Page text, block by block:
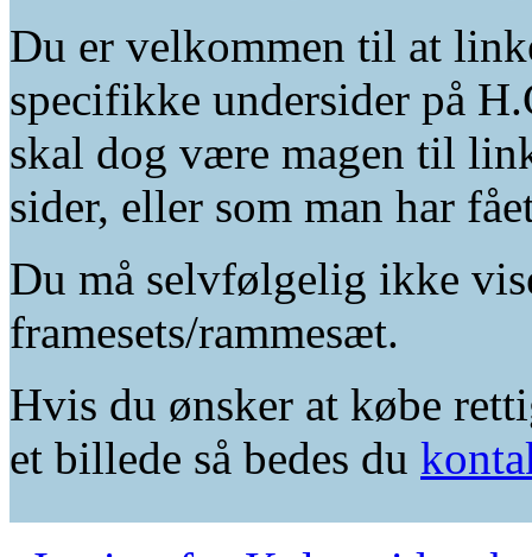
Du er velkommen til at
specifikke undersider på
skal dog være magen til
sider, eller som man har
Du må selvfølgelig ikke
framesets/rammesæt.
Hvis du ønsker at købe
et billede så bedes du